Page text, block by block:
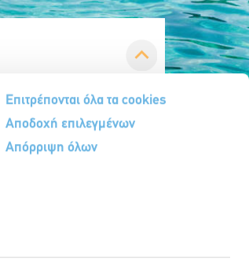
Επιτρέπονται όλα τα cookies
Αποδοχή επιλεγμένων
Απόρριψη όλων